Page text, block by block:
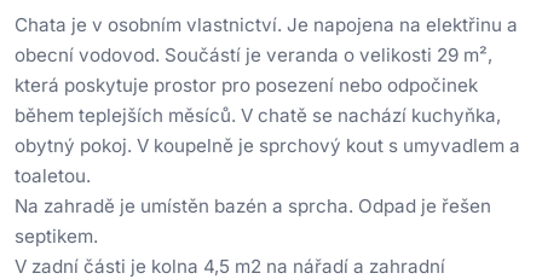
Chata je v osobním vlastnictví. Je napojena na elektřinu a
obecní vodovod. Součástí je veranda o velikosti 29 m²,
která poskytuje prostor pro posezení nebo odpočinek
během teplejších měsíců. V chatě se nachází kuchyňka,
obytný pokoj. V koupelně je sprchový kout s umyvadlem a
toaletou.
Na zahradě je umístěn bazén a sprcha. Odpad je řešen
septikem.
V zadní části je kolna 4,5 m2 na nářadí a zahradní